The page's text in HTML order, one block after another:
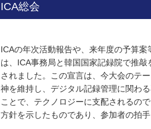
ICA総会
ICAの年次活動報告や、来年度の予算
は、ICA事務局と韓国国家記録院で推
されました。この宣言は、今大会のテ
神を維持し、デジタル記録管理に関わ
ことで、テクノロジーに支配されるの
方針を示したものであり、参加者の拍